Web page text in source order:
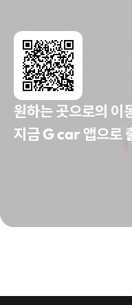
원하는 곳으로의 이
지금 G car 앱으로